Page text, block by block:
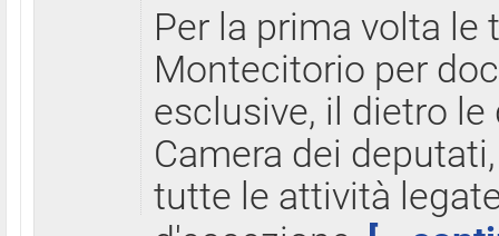
Per la prima volta le
Montecitorio per
esclusive, il dietro
Camera dei
tutte le attività